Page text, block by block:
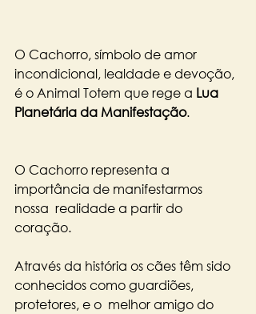
O Cachorro, símbolo de amor
incondicional, lealdade e devoção,
é o Animal Totem que rege a Lua
Planetária da Manifestação.
O Cachorro representa a
importância de manifestarmos
nossa  realidade a partir do
coração.
Através da história os cães têm sido
conhecidos como guardiões,
protetores, e o  melhor amigo do